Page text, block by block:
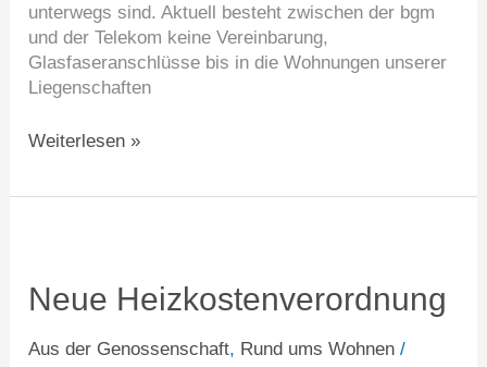
unterwegs sind. Aktuell besteht zwischen der bgm
und der Telekom keine Vereinbarung,
Glasfaseranschlüsse bis in die Wohnungen unserer
Liegenschaften
Weiterlesen »
Neue Heizkostenverordnung
Aus der Genossenschaft, Rund ums Wohnen /